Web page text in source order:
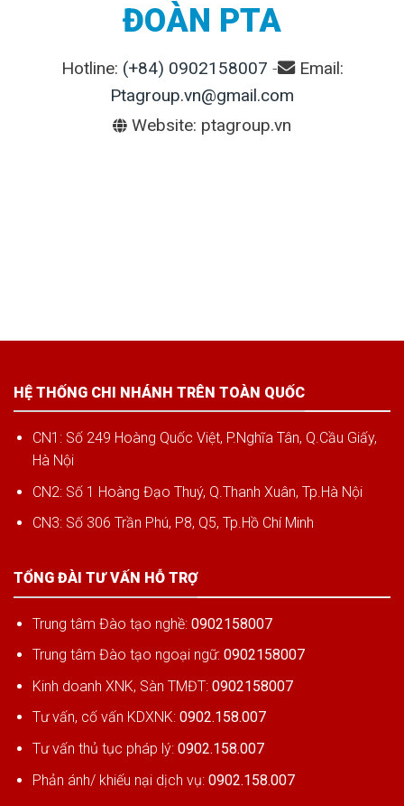
ĐOÀN PTA
Hotline: (+84) 0902158007 -
Email:
Ptagroup.vn@gmail.com
Website: ptagroup.vn
HỆ THỐNG CHI NHÁNH TRÊN TOÀN QUỐC
CN1: Số 249 Hoàng Quốc Việt, P.Nghĩa Tân, Q.Cầu Giấy,
Hà Nội
CN2: Số 1 Hoàng Đạo Thuý, Q.Thanh Xuân, Tp.Hà Nội
CN3: Số 306 Trần Phú, P8, Q5, Tp.Hồ Chí Minh
TỔNG ĐÀI TƯ VẤN HỖ TRỢ
Trung tâm Đào tạo nghề: 0902158007
Trung tâm Đào tạo ngoại ngữ: 0902158007
Kinh doanh XNK, Sàn TMĐT: 0902158007
Tư vấn, cố vấn KDXNK: 0902.158.007
Tư vấn thủ tục pháp lý: 0902.158.007
Phản ánh/ khiếu nại dịch vụ: 0902.158.007